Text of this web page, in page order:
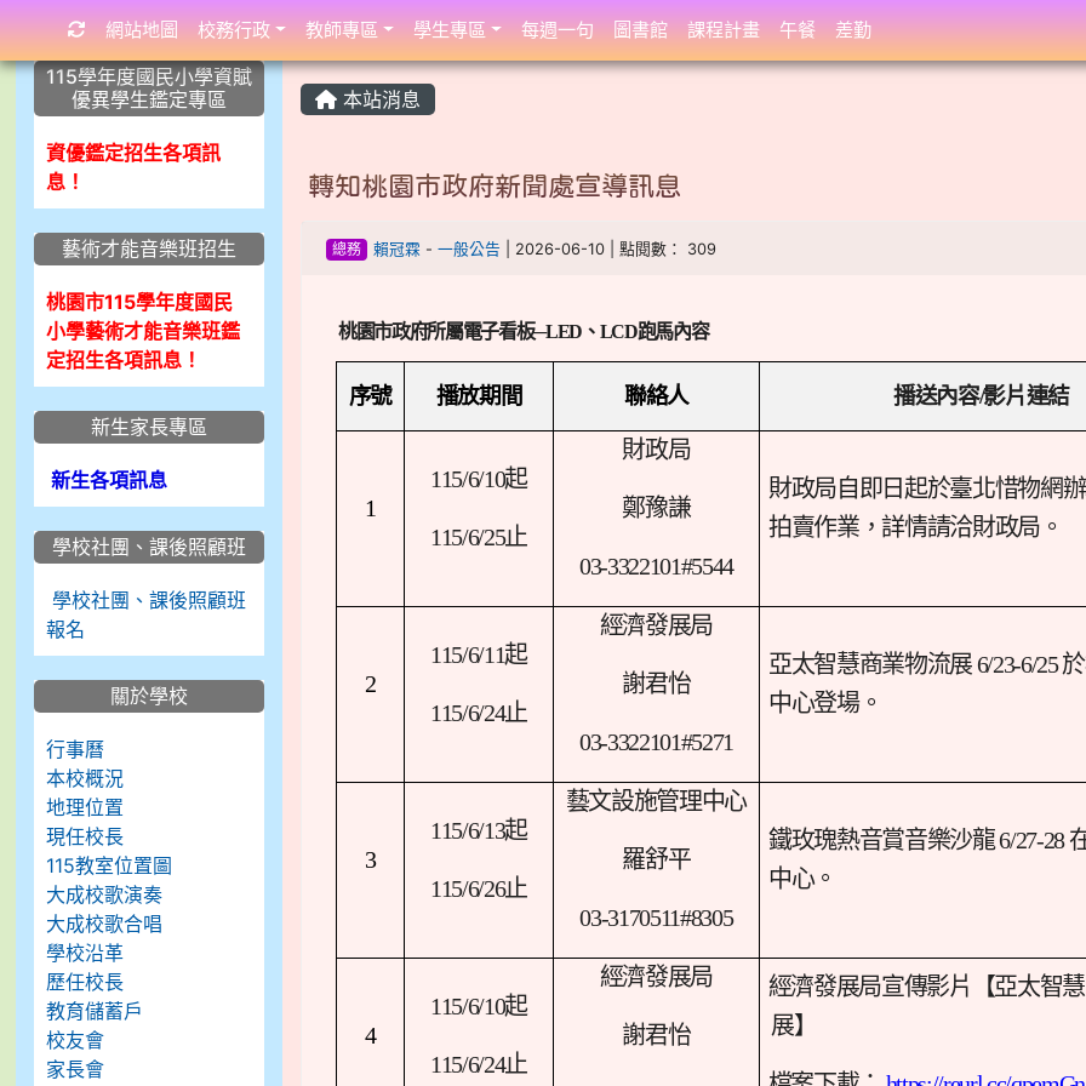
:::
本站消息
轉知桃園市政府新聞處宣導訊息
總務 賴冠霖 - 一般公告 | 2026-06-10 | 點閱數： 309
桃園市政府所屬電子看板─LED、 LCD跑馬內容
序號 播放期間 聯絡人 播送內容/影片連結
1
115/6/10起
115/6/25止
財政局
鄭豫謙
03-3322101#5544
財政局自即日起於臺北惜物網
拍賣作業，詳情請洽財政局。
2
115/6/11起
115/6/24止
經濟發展局
謝君怡
03-3322101#5271
亞太智慧商業物流展 6/23-6/25
中心登場。
3
115/6/13起
115/6/26止
藝文設施管理中心
羅舒平
03-3170511#8305
鐵玫瑰熱音賞音樂沙龍 6/27-28
中心。
4
115/6/10起
115/6/24止
經濟發展局
謝君怡
經濟發展局宣傳影片【亞太智
展】
:::115學年度國民小學資賦
優異學生鑑定專區
資優鑑定招生各項訊
息！
藝術才能音樂班招生
桃園市115學年度國民
小學藝術才能音樂班鑑
定招生各項訊息！
新生家長專區
新生各項訊息
學校社團、課後照顧班
學校社團、課後照顧班
報名
關於學校
行事曆
本校概況
地理位置
現任校長
115教室位置圖
大成校歌演奏
大成校歌合唱
學校沿革
歷任校長
教育儲蓄戶
校友會
家長會
::: 網站地圖 校務行政 教師專區 學生專區 每週一句 圖書館 課程計畫 午餐 差勤